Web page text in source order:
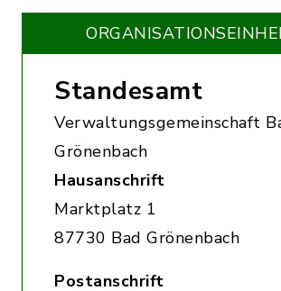
Standesamt
Verwaltungsgemeinschaft
Grönenbach
Hausanschrift
Marktplatz 1
87730 Bad Grönenbach
Postanschrift